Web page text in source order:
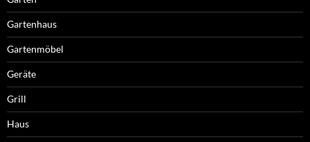
Gartenhaus
Gartenmöbel
Geräte
Grill
Haus